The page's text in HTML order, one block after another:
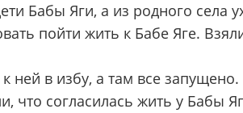
Бабы Яги, а из родного
пойти жить к Бабе Яге.
ней в избу, а там все
что согласилась жить у Бабы